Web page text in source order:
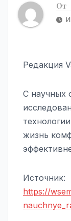
От
Редакция
С научных
жизнь
Источник:
https://